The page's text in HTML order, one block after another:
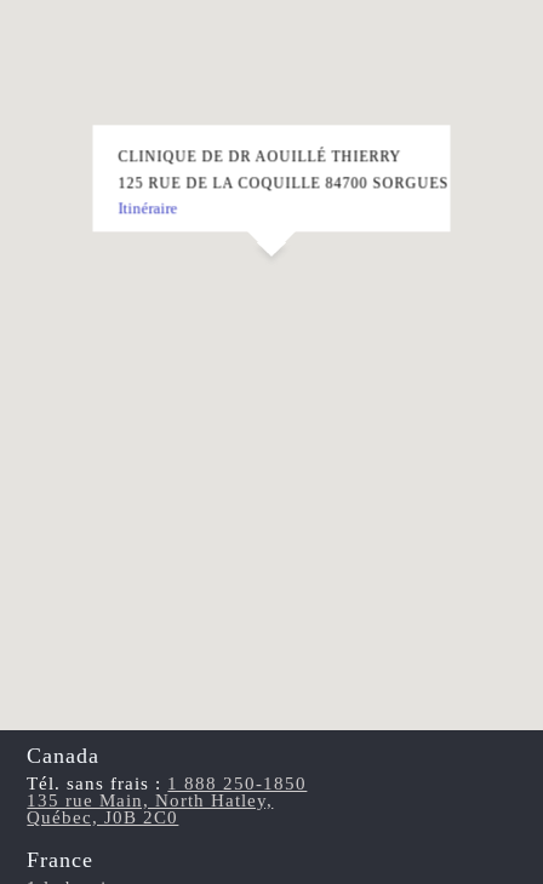
CLINIQUE DE DR AOUILLÉ THIERRY
125 RUE DE LA COQUILLE 84700 SORGUES
Itinéraire
Canada
Tél. sans frais : 1 888 250-1850
135 rue Main, North Hatley,
Québec, J0B 2C0
France